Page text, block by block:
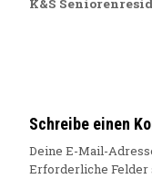
K&S
Schreibe einen
Deine E-Mail-
Erforderliche Felder